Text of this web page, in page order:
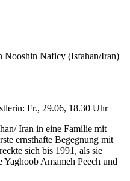
Nooshin Naficy (Isfahan/Iran)
Fr., 29.06, 18.30 Uhr
Iran in eine Familie mit
ernsthafte Begegnung mit
sich bis 1991, als sie
Amameh Peech und